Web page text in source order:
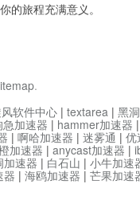
旅程充满意义。
.
软件中心 | textarea | 黑
急加速器 | hammer加速器
| 啊哈加速器 | 迷雾通 | 优
加速器 | anycast加速器 |
加速器 | 白石山 | 小牛加速
器 | 海鸥加速器 | 芒果加速